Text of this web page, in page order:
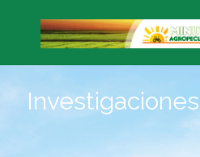
Investigaciones